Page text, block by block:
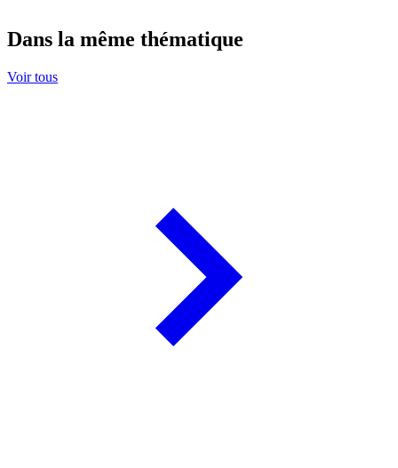
Dans la même thématique
Voir tous